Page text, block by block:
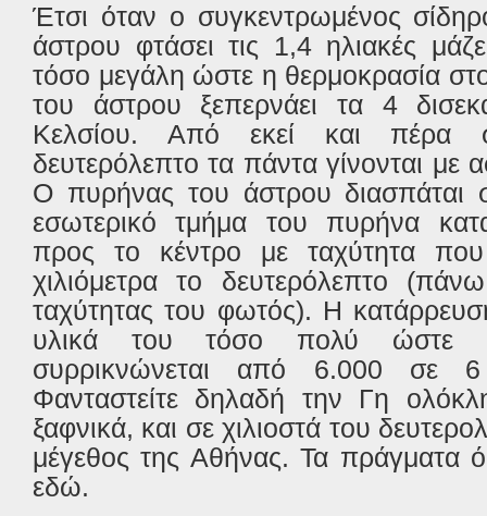
Έτσι όταν ο συγκεντρωμένος
άστρου φτάσει τις 1,4 ηλιακές
τόσο μεγάλη ώστε η θερμοκρασία
του άστρου ξεπερνάει τα 4
Κελσίου. Από εκεί και πέρα
δευτερόλεπτο τα πάντα γίνονται με
Ο πυρήνας του άστρου διασπάται
εσωτερικό τμήμα του πυρήνα
προς το κέντρο με ταχύτητα
χιλιόμετρα το δευτερόλεπτο
ταχύτητας του φωτός). Η
υλικά του τόσο πολύ ώστε
συρρικνώνεται από 6.000 σε 6
Φανταστείτε δηλαδή την Γη
ξαφνικά, και σε χιλιοστά του
μέγεθος της Αθήνας. Τα πράγματα
εδώ.